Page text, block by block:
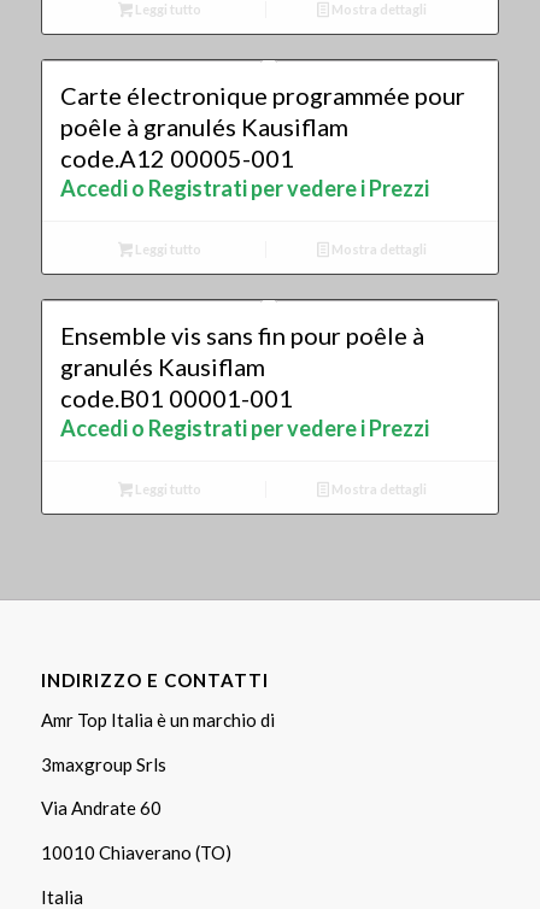
Leggi tutto Mostra dettagli
Carte électronique programmée pour
poêle à granulés Kausiflam
code.A12 00005-001
Accedi o Registrati per vedere i Prezzi
Leggi tutto Mostra dettagli
Ensemble vis sans fin pour poêle à
granulés Kausiflam
code.B01 00001-001
Accedi o Registrati per vedere i Prezzi
Leggi tutto Mostra dettagli
INDIRIZZO E CONTATTI
Amr Top Italia è un marchio di
3maxgroup Srls
Via Andrate 60
10010 Chiaverano (TO)
Italia